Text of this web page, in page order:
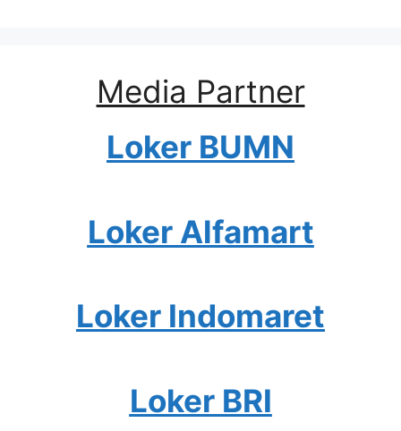
Media Partner
Loker BUMN
Loker Alfamart
Loker Indomaret
Loker BRI